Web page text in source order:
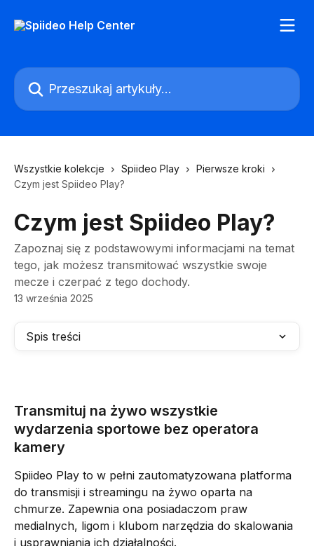
Przeszukaj artykuły...
Wszystkie kolekcje Spiideo Play
Pierwsze kroki
Czym jest Spiideo Play?
Czym jest Spiideo Play?
Zapoznaj się z podstawowymi informacjami na temat
tego, jak możesz transmitować wszystkie swoje
mecze i czerpać z tego dochody.
13 września 2025
Spis treści
Transmituj na żywo wszystkie
wydarzenia sportowe bez operatora
kamery
Spiideo Play to w pełni zautomatyzowana platforma
do transmisji i streamingu na żywo oparta na
chmurze. Zapewnia ona posiadaczom praw
medialnych, ligom i klubom narzędzia do skalowania
i usprawniania ich działalności.